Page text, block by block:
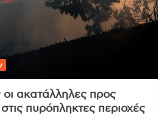
οι ακατάλληλες προς
πυρόπληκτες περιοχές